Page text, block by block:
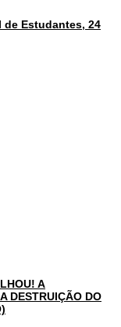
de Estudantes, 24
A
DESTRUIÇÃO DO